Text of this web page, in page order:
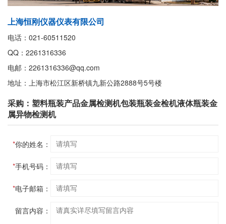
上海恒刚仪器仪表有限公司
电话：021-60511520
QQ：2261316336
电邮：2261316336@qq.com
地址：上海市松江区新桥镇九新公路2888号5号楼
采购：塑料瓶装产品金属检测机包装瓶装金检机液体瓶装金
属异物检测机
*你的姓名：
*手机号码：
*电子邮箱：
留言内容：